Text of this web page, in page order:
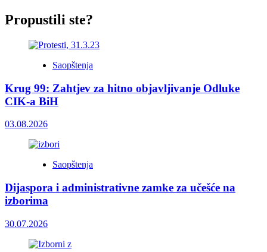
Propustili ste?
Saopštenja
Krug 99: Zahtjev za hitno objavljivanje Odluke
CIK-a BiH
03.08.2026
Saopštenja
Dijaspora i administrativne zamke za učešće na
izborima
30.07.2026